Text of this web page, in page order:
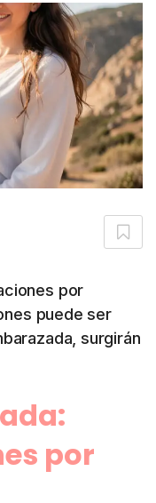
por
puede ser
surgirán
por